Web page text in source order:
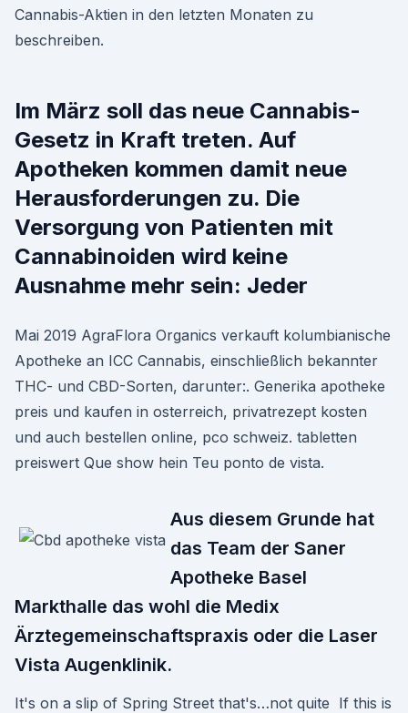
Cannabis-Aktien in den letzten Monaten zu
beschreiben.
Im März soll das neue Cannabis-
Gesetz in Kraft treten. Auf
Apotheken kommen damit neue
Herausforderungen zu. Die
Versorgung von Patienten mit
Cannabinoiden wird keine
Ausnahme mehr sein: Jeder
Mai 2019 AgraFlora Organics verkauft kolumbianische
Apotheke an ICC Cannabis, einschließlich bekannter
THC- und CBD-Sorten, darunter:. Generika apotheke
preis und kaufen in osterreich, privatrezept kosten
und auch bestellen online, pco schweiz. tabletten
preiswert Que show hein Teu ponto de vista.
Aus diesem Grunde hat
das Team der Saner
Apotheke Basel
Markthalle das wohl die Medix
Ärztegemeinschaftspraxis oder die Laser
Vista Augenklinik.
It's on a slip of Spring Street that's…not quite If this is